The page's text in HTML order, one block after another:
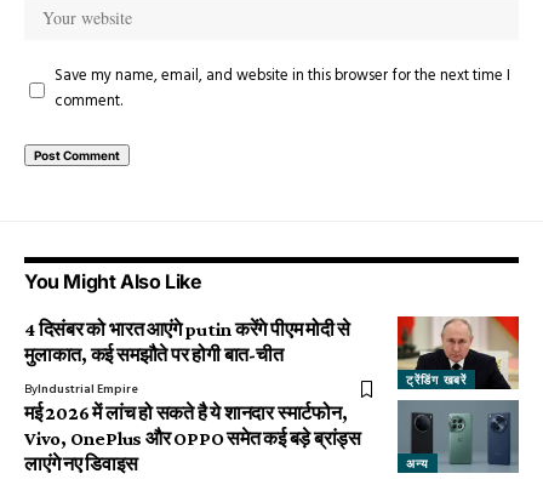
Save my name, email, and website in this browser for the next time I
comment.
You Might Also Like
ट्रेंडिंग खबरें
4 दिसंबर को भारत आएंगे putin करेंगे पीएम मोदी से
मुलाकात, कई समझौते पर होगी बात-चीत
ByIndustrial Empire
अन्य
मई 2026 में लांच हो सकते है ये शानदार स्मार्टफोन,
Vivo, OnePlus और OPPO समेत कई बड़े ब्रांड्स
लाएंगे नए डिवाइस